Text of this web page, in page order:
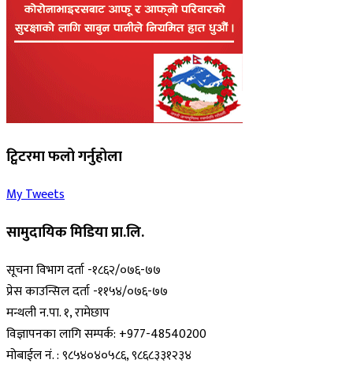
ट्विटरमा फलो गर्नुहोला
My Tweets
सामुदायिक मिडिया प्रा.लि.
सूचना विभाग दर्ता -१८६२/०७६-७७
प्रेस काउन्सिल दर्ता -११५४/०७६-७७
मन्थली न.पा. १, रामेछाप
विज्ञापनका लागि सम्पर्क: +977-48540200
मोबाईल नं. : ९८५४०४०५८६, ९८६८३३१२३४